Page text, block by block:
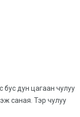
бус дун цагаан чулуу
саная. Тэр чулуу